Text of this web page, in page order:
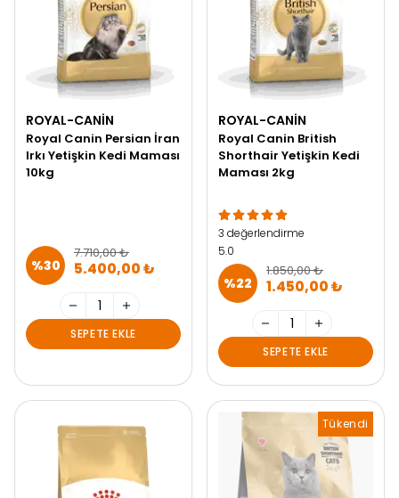
ROYAL-CANIN
Royal Canin Persian İran
Irkı Yetişkin Kedi Maması
10kg
%30
7.710,00 ₺
5.400,00 ₺
SEPETE EKLE
ROYAL-CANIN
Royal Canin British
Shorthair Yetişkin Kedi
Maması 2kg
3 değerlendirme
5.0
%22
1.850,00 ₺
1.450,00 ₺
SEPETE EKLE
Tükendi